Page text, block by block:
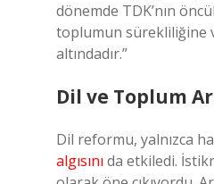
dönemde TDK’nın
toplumun sürekliliğine
altındadır.”
Dil ve Toplum
Dil reformu, yalnızca
algısını da etkiledi.